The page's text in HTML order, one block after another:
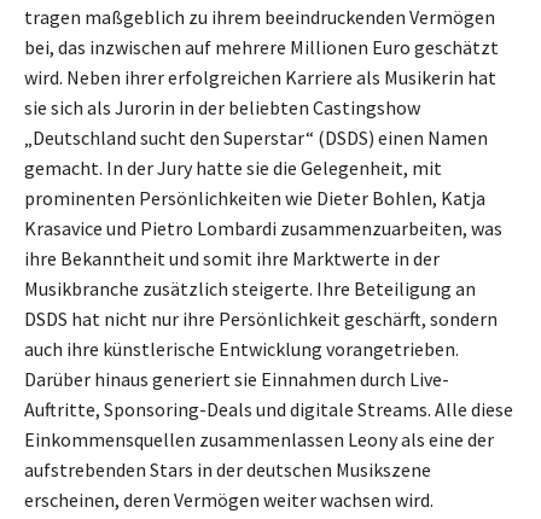
tragen maßgeblich zu ihrem beeindruckenden Vermögen
bei, das inzwischen auf mehrere Millionen Euro geschätzt
wird. Neben ihrer erfolgreichen Karriere als Musikerin hat
sie sich als Jurorin in der beliebten Castingshow
„Deutschland sucht den Superstar“ (DSDS) einen Namen
gemacht. In der Jury hatte sie die Gelegenheit, mit
prominenten Persönlichkeiten wie Dieter Bohlen, Katja
Krasavice und Pietro Lombardi zusammenzuarbeiten, was
ihre Bekanntheit und somit ihre Marktwerte in der
Musikbranche zusätzlich steigerte. Ihre Beteiligung an
DSDS hat nicht nur ihre Persönlichkeit geschärft, sondern
auch ihre künstlerische Entwicklung vorangetrieben.
Darüber hinaus generiert sie Einnahmen durch Live-
Auftritte, Sponsoring-Deals und digitale Streams. Alle diese
Einkommensquellen zusammenlassen Leony als eine der
aufstrebenden Stars in der deutschen Musikszene
erscheinen, deren Vermögen weiter wachsen wird.